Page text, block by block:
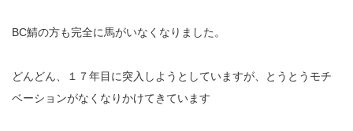
BC鯖の方も完全に馬がいなくなりました。
どんどん、１７年目に突入しようとしていますが、とうとうモチ
ベーションがなくなりかけてきています